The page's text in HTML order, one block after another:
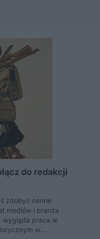
do redakcji
zdobyć cenne
mediów i branża
wygląda praca w
w...